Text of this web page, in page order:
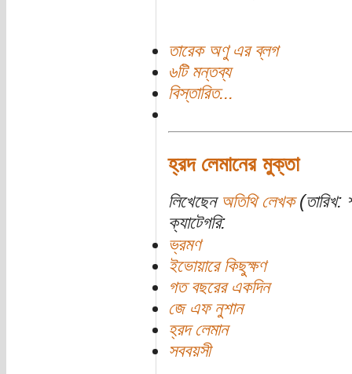
তারেক অণু এর ব্লগ
৬টি মন্তব্য
বিস্তারিত...
হ্রদ লেমানের মুক্তা
লিখেছেন অতিথি লেখক(তারিখ:
ক্যাটেগরি:
ভ্রমণ
ইভোয়ারে কিছুক্ষণ
গত বছরের একদিন
জে এফ নুশান
হ্রদ লেমান
সববয়সী